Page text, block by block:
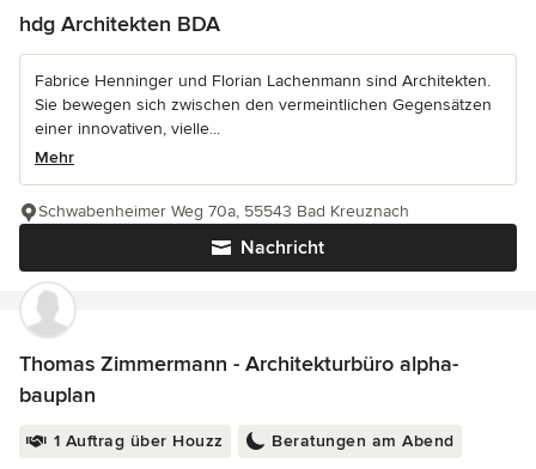
hdg Architekten BDA
Fabrice Henninger und Florian Lachenmann sind Architekten.
Sie bewegen sich zwischen den vermeintlichen Gegensätzen
einer innovativen, vielle...
Mehr
Nachricht
Schwabenheimer Weg 70a, 55543 Bad Kreuznach
Thomas Zimmermann - Architekturbüro alpha-
bauplan
1 Auftrag über Houzz Beratungen am Abend